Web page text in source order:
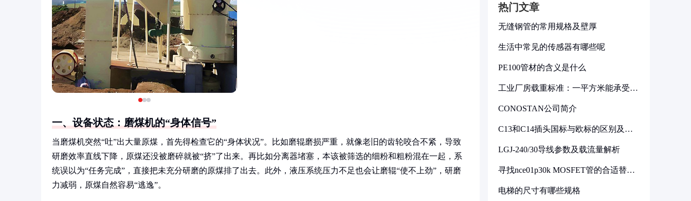
一、设备状态：磨煤机的“身体信号”
当磨煤机突然“吐”出大量原煤，首先得检查它的“身体状况”。比如磨辊磨损严重，就像老旧的齿轮咬合不紧，导致
研磨效率直线下降，原煤还没被磨碎就被“挤”了出来。再比如分离器堵塞，本该被筛选的细粉和粗粉混在一起，系
统误以为“任务完成”，直接把未充分研磨的原煤排了出去。此外，液压系统压力不足也会让磨辊“使不上劲”，研磨
力减弱，原煤自然容易“逃逸”。
热门文章
无缝钢管的常用规格及壁厚
生活中常见的传感器有哪些呢
PE100管材的含义是什么
工业厂房载重标准：一平方米能承受多
CONOSTAN公司简介
C13和C14插头国标与欧标的区别及其
LGJ-240/30导线参数及载流量解析
寻找nce01p30k MOSFET管的合适替代
电梯的尺寸有哪些规格